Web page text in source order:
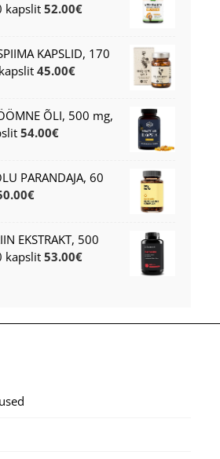
kapslit 52.00€
KAPSLID, 170
45.00€
ÕLI, 500 mg,
54.00€
PARANDAJA, 60
€
EKSTRAKT, 500
kapslit 53.00€